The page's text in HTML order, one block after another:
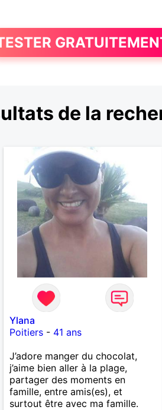
de la
Ylana
Poitiers- 41 ans
J’adore manger du chocolat,
j’aime bien aller à la plage,
partager des moments en
famille, entre amis(es), et
surtout être avec ma famille.